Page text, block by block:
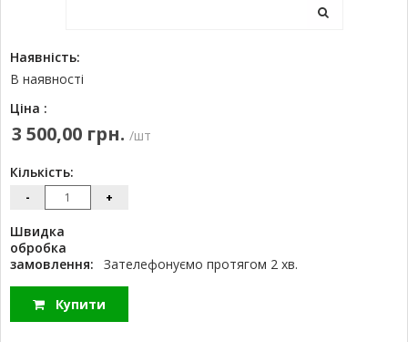
Наявність:
В наявності
Ціна :
3 500,00 грн. /шт
Кількість:
- +
Швидка
обробка
замовлення:
Зателефонуємо протягом 2 хв.
Купити